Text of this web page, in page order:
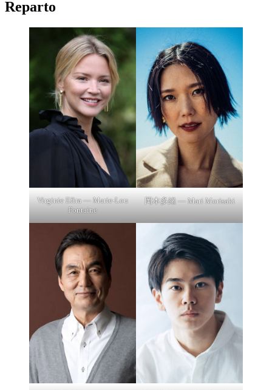
Reparto
Virginie Efira — Marie-Lou
Fontaine
岡本多緒 — Mari Morisaki